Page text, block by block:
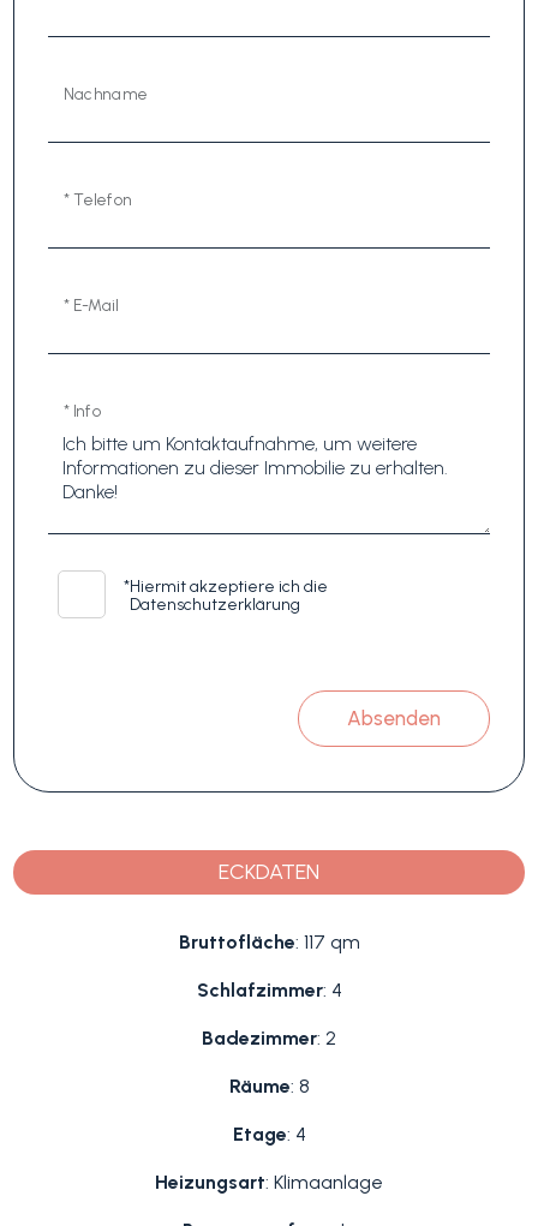
Nachname
* Telefon
* E-Mail
* Info
*Hiermit akzeptiere ich die
Datenschutzerklärung
Absenden
ECKDATEN
Bruttofläche: 117 qm
Schlafzimmer: 4
Badezimmer: 2
Räume: 8
Etage: 4
Heizungsart: Klimaanlage